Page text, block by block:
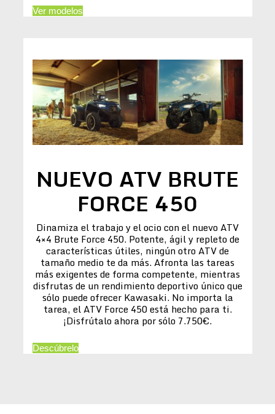
Ver modelos
NUEVO ATV BRUTE
FORCE 450
Dinamiza el trabajo y el ocio con el nuevo ATV
4×4 Brute Force 450. Potente, ágil y repleto de
características útiles, ningún otro ATV de
tamaño medio te da más. Afronta las tareas
más exigentes de forma competente, mientras
disfrutas de un rendimiento deportivo único que
sólo puede ofrecer Kawasaki. No importa la
tarea, el ATV Force 450 está hecho para ti.
¡Disfrútalo ahora por sólo 7.750€.
Descúbrelo